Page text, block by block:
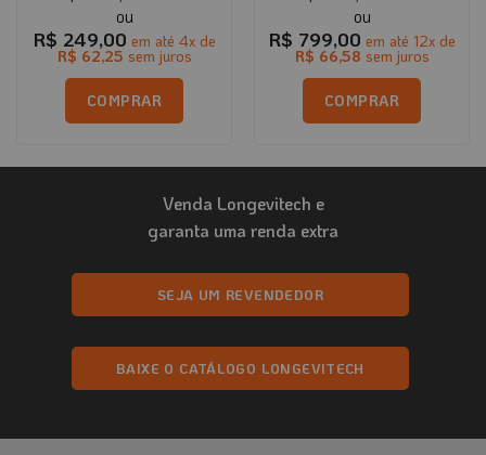
R$ 249,00 em até 4x de
R$ 62,25 sem juros
COMPRAR
R$ 799,00 em até 12x de
R$ 66,58 sem juros
COMPRAR
opções
ser
na
Venda Longevitech e
garanta uma renda extra
SEJA UM REVENDEDOR
BAIXE O CATÁLOGO LONGEVITECH